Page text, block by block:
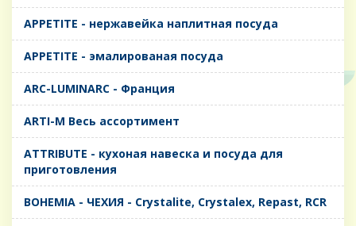
APPETITE - нержавейка наплитная посуда
APPETITE - эмалированая посуда
ARC-LUMINARC - Франция
ARTI-M Весь ассортимент
ATTRIBUTE - кухоная навеска и посуда для
приготовления
BOHEMIA - ЧЕХИЯ - Crystalite, Crystalex, Repast, RCR